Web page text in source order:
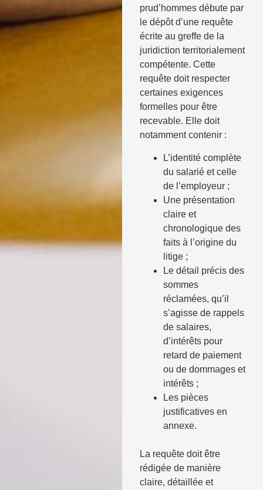
prud’hommes débute par
le dépôt d’une requête
écrite au greffe de la
juridiction territorialement
compétente. Cette
requête doit respecter
certaines exigences
formelles pour être
recevable. Elle doit
notamment contenir :
L’identité complète
du salarié et celle
de l’employeur ;
Une présentation
claire et
chronologique des
faits à l’origine du
litige ;
Le détail précis des
sommes
réclamées, qu’il
s’agisse de rappels
de salaires,
d’intérêts pour
retard de paiement
ou de dommages et
intérêts ;
Les pièces
justificatives en
annexe.
La requête doit être
rédigée de manière
claire, détaillée et